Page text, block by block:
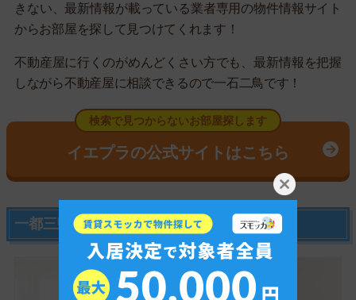
きない、最新情報が載っている業者専用の物件情報サイト
からお部屋を探して見つけてくれます！
不動産屋に行くのがめんどくさい方でも、最新情報を把握
しながら不動産屋に相談できるので一石二鳥です！
検索で見つからないお部屋探します
イエプラの公式サイトはこちら
一都三県の部屋探しならスミカがおすすめ